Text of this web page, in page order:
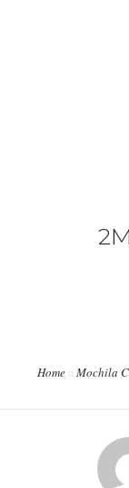
FOTÓGRAFOS
Home Mochila